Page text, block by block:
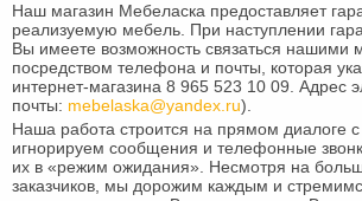
Мягкая
мебель
Детская
мебель
Мебель
в
гостиную
Мебель
для
Столы
Наш магазин Мебеласка предоставляет
реализуемую мебель. При наступлении
Вы имеете возможность связаться нашими
посредством телефона и почты, которая
интернет-магазина 8 965 523 10 09. Адрес
почты: mebelaska@yandex.ru).
Наша работа строится на прямом диалоге
игнорируем сообщения и телефонные
их в «режим ожидания». Несмотря на
заказчиков, мы дорожим каждым и